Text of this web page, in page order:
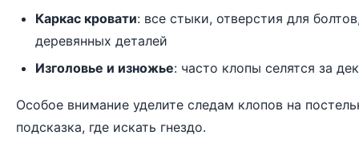
Каркас кровати: все стыки, отверстия для
деревянных деталей
Изголовье и изножье: часто клопы селятся за
Особое внимание уделите следам клопов на
подсказка, где искать гнездо.